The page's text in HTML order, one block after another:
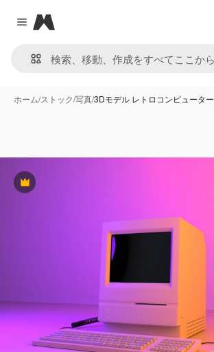
Close menu
Magnific
ホーム/ストック/写真/3Dモデル レトロコンピューター
Premium